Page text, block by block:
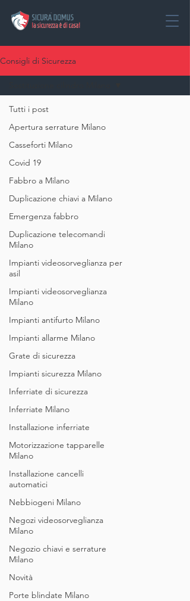
Consigli di Sicurezza
Tutti i post
Apertura serrature Milano
Casseforti Milano
Covid 19
Fabbro a Milano
Duplicazione chiavi a Milano
Emergenza fabbro
Duplicazione telecomandi
Milano
Impianti videosorveglianza per
asil
Impianti videosorveglianza
Milano
Impianti antifurto Milano
Impianti allarme Milano
Grate di sicurezza
Impianti sicurezza Milano
Inferriate di sicurezza
Inferriate Milano
Installazione inferriate
Motorizzazione tapparelle
Milano
Installazione cancelli
automatici
Nebbiogeni Milano
Negozi videosorveglianza
Milano
Negozio chiavi e serrature
Milano
Novità
Porte blindate Milano